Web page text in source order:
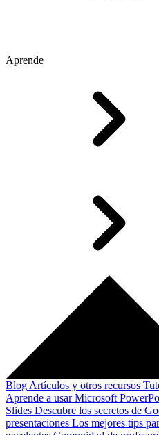
Aprende
Blog Artículos y otros recursos
Aprende a usar Microsoft
Slides Descubre los secretos de
presentaciones Los mejores tips